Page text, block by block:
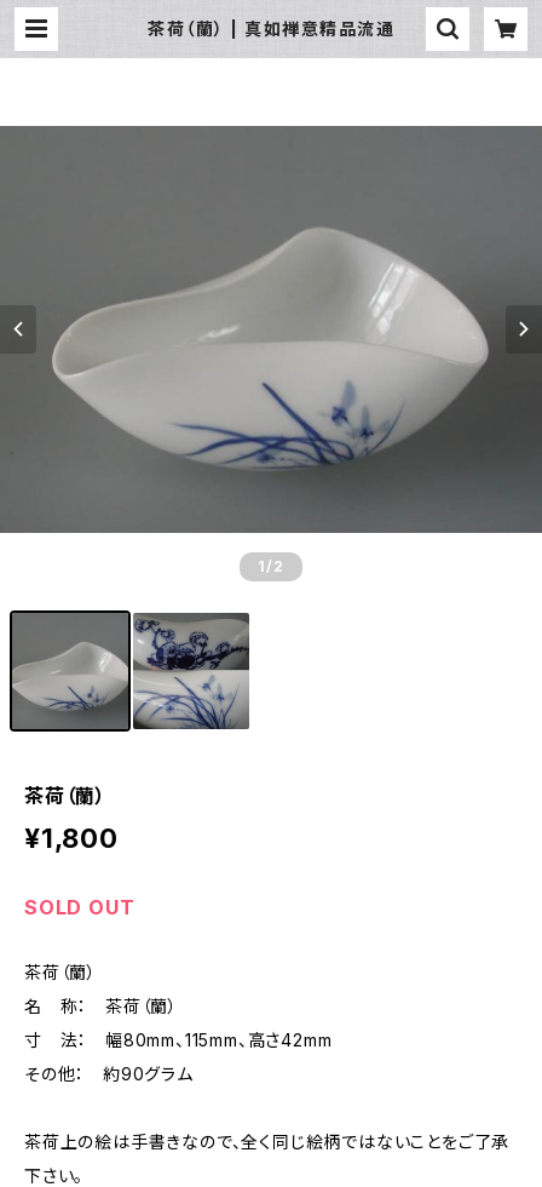
茶荷（蘭） | 真如禅意精品流通
1 /2
茶荷（蘭）
¥1,800
SOLD OUT
茶荷（蘭）
名 称： 茶荷（蘭）
寸 法： 幅80mm、115mm、高さ42mm
その他： 約90グラム
茶荷上の絵は手書きなので、全く同じ絵柄ではないことをご了承
下さい。